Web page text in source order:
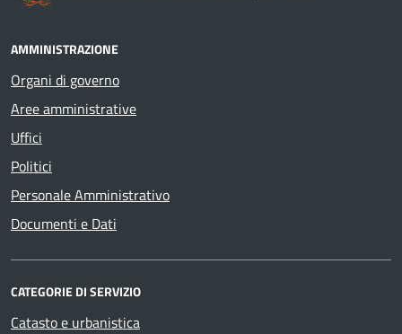
AMMINISTRAZIONE
Organi di governo
Aree amministrative
Uffici
Politici
Personale Amministrativo
Documenti e Dati
CATEGORIE DI SERVIZIO
Catasto e urbanistica